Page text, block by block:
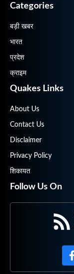
Categories
बड़ी खबर
भारत
प्रदेश
क्राइम
Quakes Links
About Us
Contact Us
Disclaimer
Privacy Policy
शिकायत
Follow Us On